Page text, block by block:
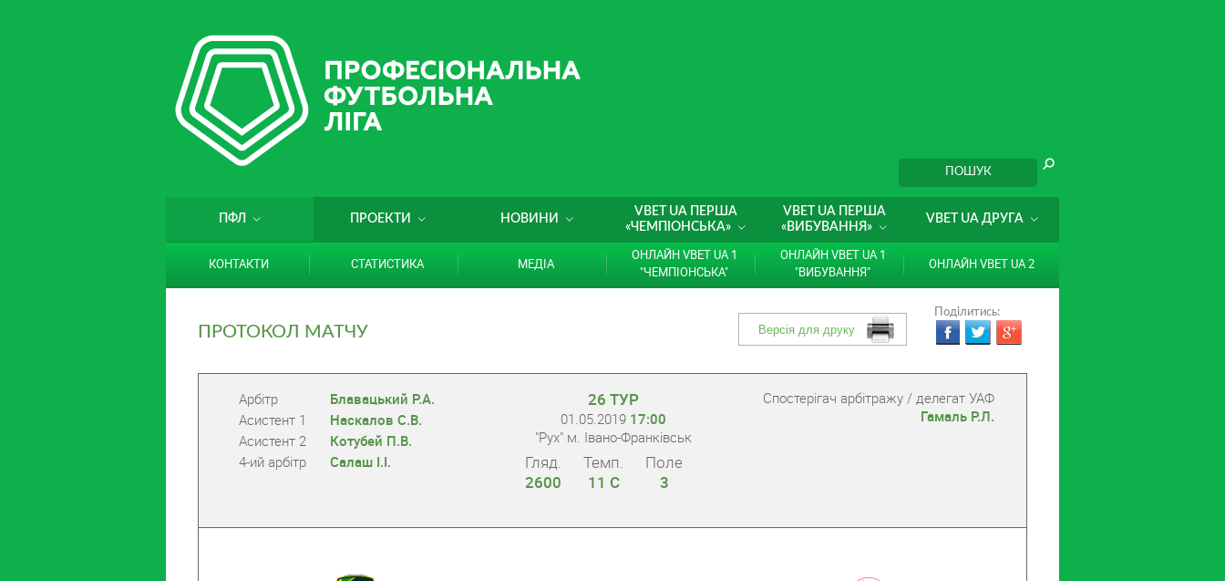
ПФЛ ПРОЕКТИ НОВИНИ
VBET UA ПЕРША
«ЧЕМПІОНСЬКА»
VBET UA ПЕРША
«ВИБУВАННЯ»
VBET UA ДРУГА
КОНТАКТИ СТАТИСТИКА МЕДІА
ОНЛАЙН VBET UA 1
"ЧЕМПІОНСЬКА"
ОНЛАЙН VBET UA 1
"ВИБУВАННЯ"
ОНЛАЙН VBET UA 2
ПРОТОКОЛ МАТЧУ
Поділитись:
Арбітр
Блавацький Р.А.
Асистент 1
Наскалов С.В.
Асистент 2
Котубей П.В.
4-ий арбітр
Салаш І.І.
26 ТУР
01.05.2019 17:00
"Рух" м. Івано-Франківськ
Гляд.
2600
Темп.
11 С
Поле
3
Cпостерігач арбітражу / делегат УАФ
Гамаль Р.Л.